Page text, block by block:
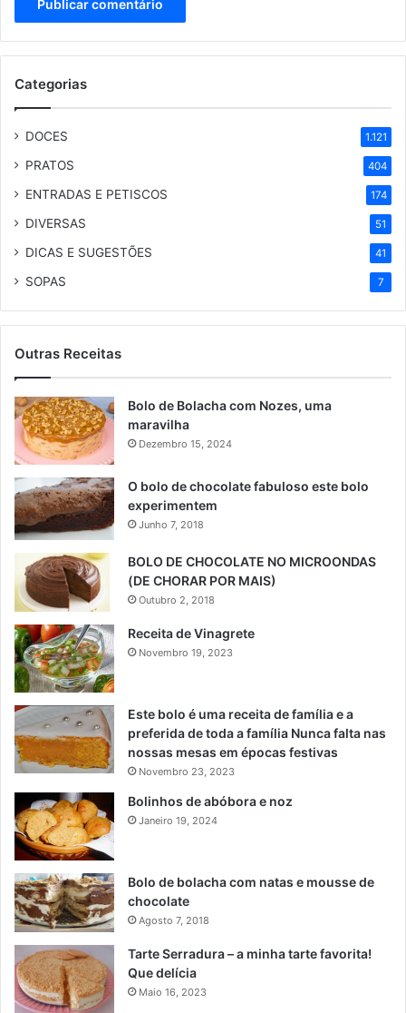
Categorias
DOCES 1.121
PRATOS 404
ENTRADAS E PETISCOS 174
DIVERSAS 51
DICAS E SUGESTÕES 41
SOPAS 7
Outras Receitas
Bolo de Bolacha com Nozes, uma
maravilha
Dezembro 15, 2024
O bolo de chocolate fabuloso este bolo
experimentem
Junho 7, 2018
BOLO DE CHOCOLATE NO MICROONDAS
(DE CHORAR POR MAIS)
Outubro 2, 2018
Receita de Vinagrete
Novembro 19, 2023
Este bolo é uma receita de família e a
preferida de toda a família Nunca falta nas
nossas mesas em épocas festivas
Novembro 23, 2023
Bolinhos de abóbora e noz
Janeiro 19, 2024
Bolo de bolacha com natas e mousse de
chocolate
Agosto 7, 2018
Tarte Serradura – a minha tarte favorita!
Que delícia
Maio 16, 2023